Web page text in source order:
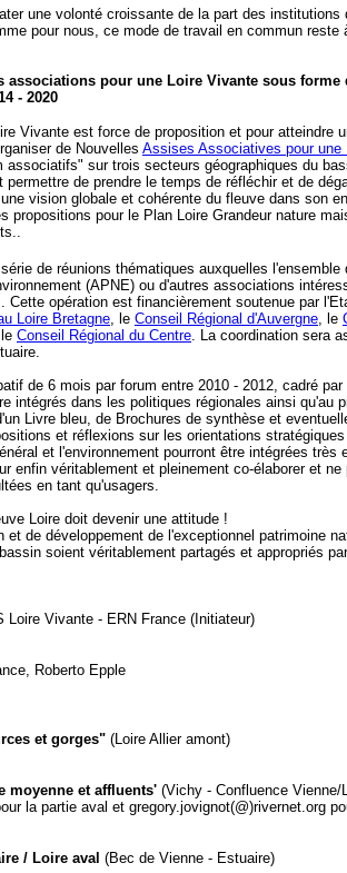
une volonté croissante de la part des institutions
pour nous, ce mode de travail en commun reste
associations pour une Loire Vivante sous forme
- 2020
Vivante est force de proposition et pour atteindre
de Nouvelles Assises Associatives pour une
associatifs" sur trois secteurs géographiques du
de prendre le temps de réfléchir et de
vision globale et cohérente du fleuve dans son
propositions pour le Plan Loire Grandeur nature
de réunions thématiques auxquelles l'ensemble
(APNE) ou d'autres associations
Cette opération est financièrement soutenue par
Loire Bretagne, le Conseil Régional d'Auvergne, le
Conseil Régional du Centre. La coordination sera
de 6 mois par forum entre 2010 - 2012, cadré
intégrés dans les politiques régionales ainsi qu'au
Livre bleu, de Brochures de synthèse et
et réflexions sur les orientations stratégiques
et l'environnement pourront être intégrées très
enfin véritablement et pleinement co-élaborer et ne
en tant qu'usagers.
Loire doit devenir une attitude !
et de développement de l'exceptionnel patrimoine
soient véritablement partagés et appropriés
Loire Vivante - ERN France (Initiateur)
Roberto Epple
et gorges" (Loire Allier amont)
moyenne et affluents' (Vichy - Confluence Vienne/
la partie aval et gregory.jovignot(@)rivernet.org
/ Loire aval (Bec de Vienne - Estuaire)